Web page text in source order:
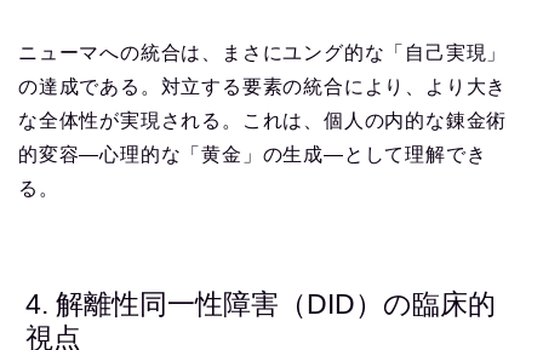
ニューマへの統合は、まさにユング的な「自己実現」
の達成である。対立する要素の統合により、より大き
な全体性が実現される。これは、個人の内的な錬金術
的変容—心理的な「黄金」の生成—として理解でき
る。
4. 解離性同一性障害（DID）の臨床的
視点